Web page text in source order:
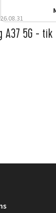
A37 5G -